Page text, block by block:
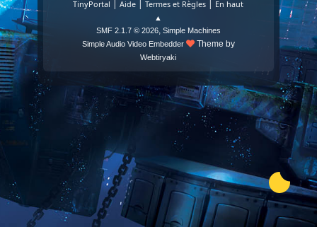
TinyPortal |Aide |Termes et Règles | En haut
▲
SMF 2.1.7 © 2026, Simple Machines
Simple Audio Video Embedder
Theme by
Webtiryaki